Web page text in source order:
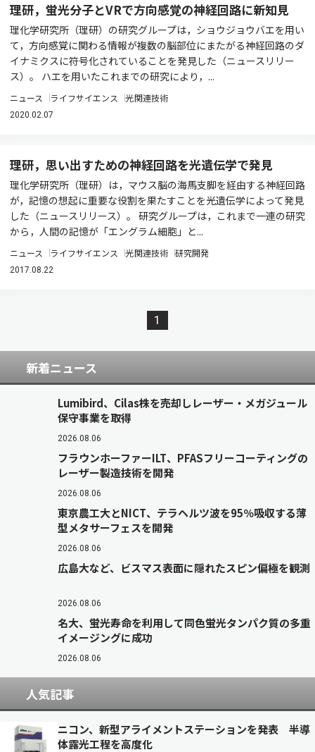
理研，蛍光分子とVRで方向感覚の神経回路に新知見
理化学研究所（理研）の研究グループは，ショウジョウバエを用い
て，方向感覚に関わる情報が複数の脳部位にまたがる神経回路のダ
イナミクスに符号化されていることを発見した（ニュースリリー
ス）。 ハエを用いたこれまでの研究により，...
ニュース ライフサイエンス 光関連技術
2020.02.07
理研，思い出すための神経回路を光遺伝学で発見
理化学研究所（理研）は，マウス脳の海馬支脚を経由する神経回路
が，記憶の想起に重要な役割を果たすことを光遺伝学によって発見
した（ニュースリリース）。 研究グループは，これまで一連の研究
から，人間の記憶が「エングラム細胞」と...
ニュース ライフサイエンス 光関連技術 研究開発
2017.08.22
1
新着ニュース
Lumibird、Cilas株を売却しレーザー・メガジュール
保守事業を取得
2026.08.06
フラウンホーファーILT、PFASフリーコーティングの
レーザー製造技術を開発
2026.08.06
東京農工大とNICT、テラヘルツ波を95％吸収する薄
型メタサーフェスを開発
2026.08.06
広島大など、ビスマス表面に隠れたスピン偏極を観測
2026.08.06
名大、蛍光寿命を利用して同色蛍光タンパク質の多重
イメージングに成功
2026.08.06
人気記事
ニコン、新型アライメントステーションを発表 半導
体露光工程を高度化